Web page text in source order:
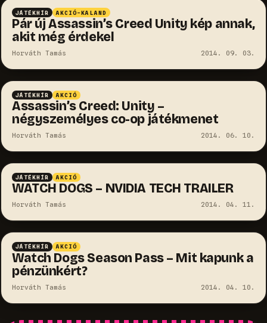
JÁTÉKHÍR AKCIÓ-KALAND
Pár új Assassin’s Creed Unity kép annak,
akit még érdekel
Horváth Tamás 2014. 09. 03.
JÁTÉKHÍR AKCIÓ
Assassin’s Creed: Unity –
négyszemélyes co-op játékmenet
Horváth Tamás 2014. 06. 10.
JÁTÉKHÍR AKCIÓ
WATCH DOGS – NVIDIA TECH TRAILER
Horváth Tamás 2014. 04. 11.
JÁTÉKHÍR AKCIÓ
Watch Dogs Season Pass – Mit kapunk a
pénzünkért?
Horváth Tamás 2014. 04. 10.